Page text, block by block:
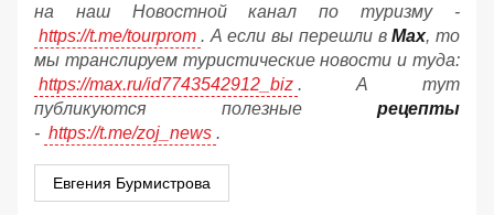
на наш Новостной канал по туризму -
https://t.me/tourprom . А если вы перешли вМах, то
мы транслируем туристические новости и туда:
https://max.ru/id7743542912_biz . А тут
публикуются полезные рецепты
- https://t.me/zoj_news .
Евгения Бурмистрова